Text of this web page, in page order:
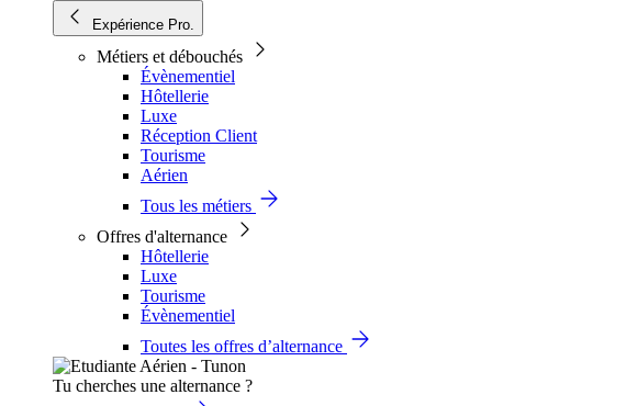
Expérience Pro.
Métiers et débouchés
Évènementiel
Hôtellerie
Luxe
Réception Client
Tourisme
Aérien
Tous les métiers
Offres d'alternance
Hôtellerie
Luxe
Tourisme
Évènementiel
Toutes les offres d’alternance
Tu cherches une alternance ?